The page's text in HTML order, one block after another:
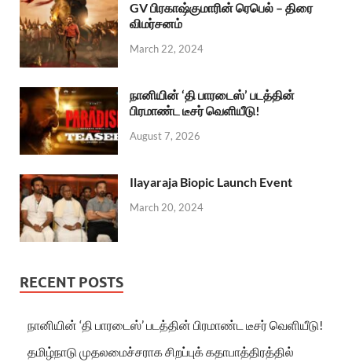
GV பிரகாஷ்குமாரின் ரெபெல் – திரை
விமர்சனம்
March 22, 2024
நானியின் ‘தி பாரடைஸ்’ படத்தின்
பிரமாண்ட டீசர் வெளியீடு!
August 7, 2026
Ilayaraja Biopic Launch Event
March 20, 2024
RECENT POSTS
நானியின் ‘தி பாரடைஸ்’ படத்தின் பிரமாண்ட டீசர் வெளியீடு!
தமிழ்நாடு முதலமைச்சராக சிறப்புக் கதாபாத்திரத்தில்